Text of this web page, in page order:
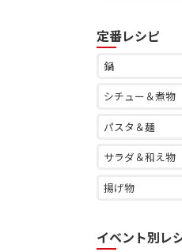
定番レシピ
鍋
シチュー＆煮物
パスタ＆麺
サラダ＆和え物
揚げ物
イベント別レ